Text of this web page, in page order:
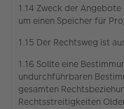
1.14 Zweck der
um einen Speicher für
1.15 Der Rechtsweg ist
1.16 Sollte eine
undurchführbaren
gesamten
Rechtsstreitigkeiten